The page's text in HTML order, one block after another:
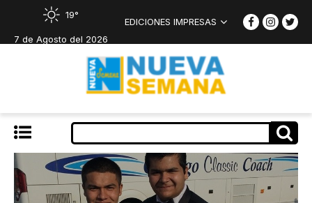
19°
7 de Agosto del 2026
EDICIONES IMPRESAS